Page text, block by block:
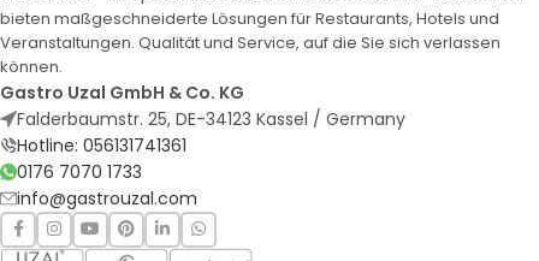
bieten maßgeschneiderte Lösungen für Restaurants, Hotels und
Veranstaltungen. Qualität und Service, auf die Sie sich verlassen
können.
Gastro Uzal GmbH & Co. KG
Falderbaumstr. 25, DE-34123 Kassel / Germany
Hotline: 056131741361
0176 7070 1733
info@gastrouzal.com